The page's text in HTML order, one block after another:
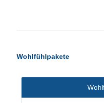
Wohlfühlpakete